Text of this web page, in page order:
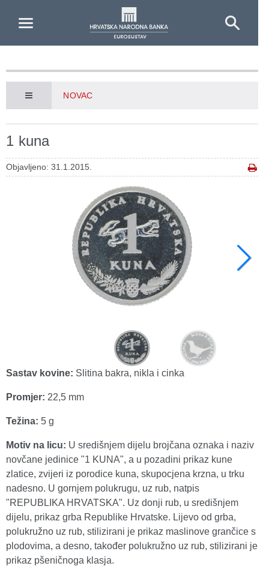
NOVAC
1 kuna
Objavljeno: 31.1.2015.
Sastav kovine: Slitina bakra, nikla i cinka
Promjer: 22,5 mm
Težina: 5 g
Motiv na licu: U središnjem dijelu brojčana oznaka i naziv
novčane jedinice "1 KUNA", a u pozadini prikaz kune
zlatice, zvijeri iz porodice kuna, skupocjena krzna, u trku
nadesno. U gornjem polukrugu, uz rub, natpis
"REPUBLIKA HRVATSKA". Uz donji rub, u središnjem
dijelu, prikaz grba Republike Hrvatske. Lijevo od grba,
polukružno uz rub, stilizirani je prikaz maslinove grančice s
plodovima, a desno, također polukružno uz rub, stilizirani je
prikaz pšeničnoga klasja.